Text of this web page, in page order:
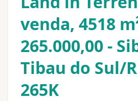
venda, 4518
265.000,00 -
Tibau do Sul/
265K